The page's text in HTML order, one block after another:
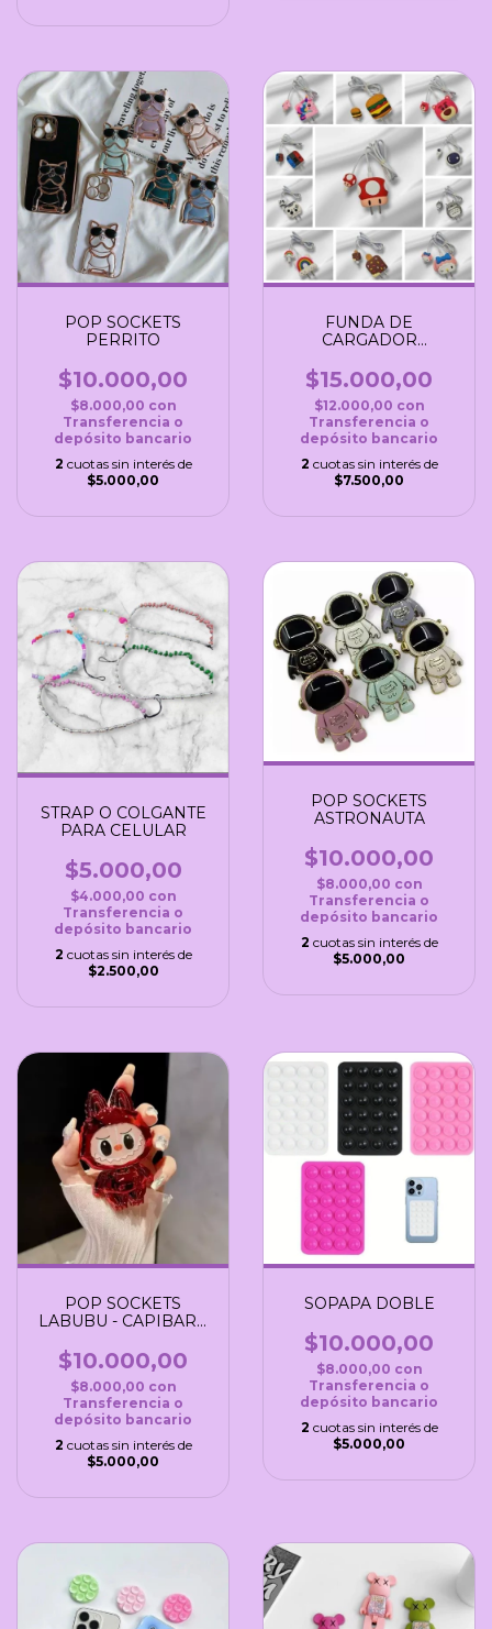
POP SOCKETS
PERRITO
$10.000,00
$8.000,00 con
Transferencia o
depósito bancario
2 cuotas sin interés de
$5.000,00
FUNDA DE
CARGADOR
$15.000,00
$12.000,00 con
Transferencia o
depósito bancario
2 cuotas sin interés de
$7.500,00
STRAP O COLGANTE
PARA CELULAR
$5.000,00
$4.000,00 con
Transferencia o
depósito bancario
2 cuotas sin interés de
$2.500,00
POP SOCKETS
ASTRONAUTA
$10.000,00
$8.000,00 con
Transferencia o
depósito bancario
2 cuotas sin interés de
$5.000,00
POP SOCKETS
LABUBU - CAPIBARA
$10.000,00
$8.000,00 con
Transferencia o
depósito bancario
2 cuotas sin interés de
$5.000,00
SOPAPA DOBLE
$10.000,00
$8.000,00 con
Transferencia o
depósito bancario
2 cuotas sin interés de
$5.000,00